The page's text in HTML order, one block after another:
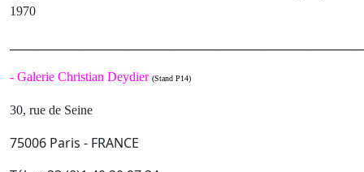
1970
- Galerie Christian Deydier (Stand P14)
30, rue de Seine
75006 Paris - FRANCE